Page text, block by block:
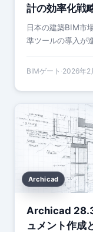
計の効率化戦
日本の建築BIM市
準ツールの導入が
ゼネコンの関心を
BIMゲート 2026年2
Archicad
Archicad
ュメント作成